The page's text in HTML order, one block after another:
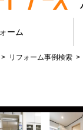
ーム
リフォーム事例検索